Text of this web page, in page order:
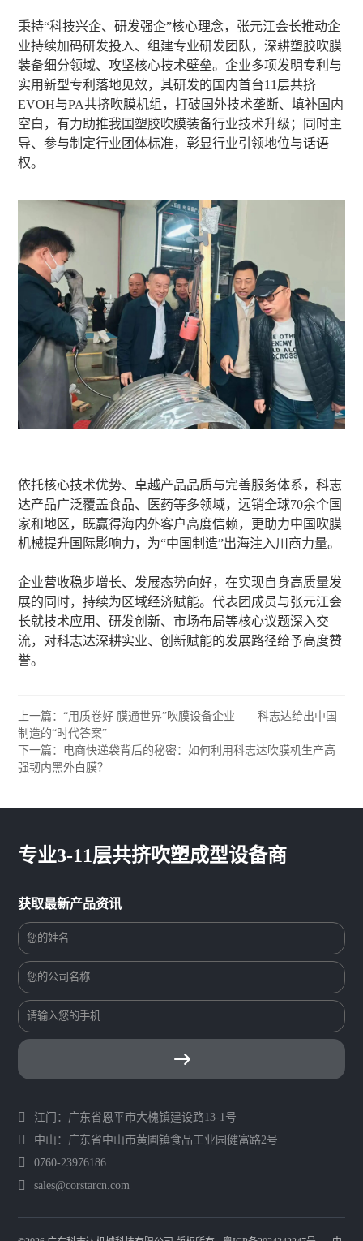
秉持“科技兴企、研发强企”核心理念，张元江会长推动企
业持续加码研发投入、组建专业研发团队，深耕塑胶吹膜
装备细分领域、攻坚核心技术壁垒。企业多项发明专利与
实用新型专利落地见效，其研发的国内首台11层共挤
EVOH与PA共挤吹膜机组，打破国外技术垄断、填补国内
空白，有力助推我国塑胶吹膜装备行业技术升级；同时主
导、参与制定行业团体标准，彰显行业引领地位与话语
权。
依托核心技术优势、卓越产品品质与完善服务体系，科志
达产品广泛覆盖食品、医药等多领域，远销全球70余个国
家和地区，既赢得海内外客户高度信赖，更助力中国吹膜
机械提升国际影响力，为“中国制造”出海注入川商力量。
企业营收稳步增长、发展态势向好，在实现自身高质量发
展的同时，持续为区域经济赋能。代表团成员与张元江会
长就技术应用、研发创新、市场布局等核心议题深入交
流，对科志达深耕实业、创新赋能的发展路径给予高度赞
誉。
上一篇：“用质卷好 膜通世界”吹膜设备企业——科志达给出中国
制造的“时代答案”
下一篇：电商快递袋背后的秘密：如何利用科志达吹膜机生产高
强韧内黑外白膜？
专业3-11层共挤吹塑成型设备商
获取最新产品资讯
江门：广东省恩平市大槐镇建设路13-1号
中山：广东省中山市黄圃镇食品工业园健富路2号
0760-23976186
sales@corstarcn.com